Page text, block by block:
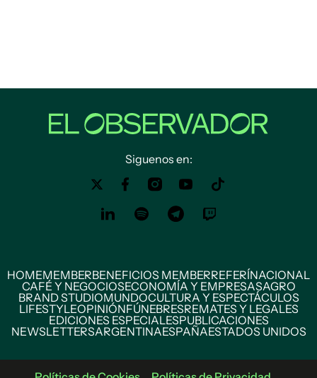
Siguenos en:
HOMEMEMBERBENEFICIOS MEMBERREFERÍNACIONAL
CAFÉ Y NEGOCIOSECONOMÍA Y EMPRESASAGRO
BRAND STUDIOMUNDOCULTURA Y ESPECTÁCULOS
LIFESTYLEOPINIÓNFÚNEBRESREMATES Y LEGALES
EDICIONES ESPECIALESPUBLICACIONES
NEWSLETTERSARGENTINAESPAÑAESTADOS UNIDOS